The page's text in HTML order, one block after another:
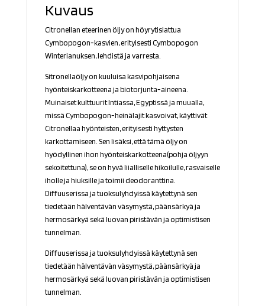
Kuvaus
Citronellan eteerinen öljy on höyrytislattua
Cymbopogon-kasvien, erityisesti Cymbopogon
Winterianuksen, lehdistä ja varresta.
Sitronellaöljy on kuuluisa kasvipohjaisena
hyönteiskarkotteena ja biotorjunta-aineena.
Muinaiset kulttuurit Intiassa, Egyptissä ja muualla,
missä Cymbopogon-heinälajit kasvoivat, käyttivät
Citronellaa hyönteisten, erityisesti hyttysten
karkottamiseen. Sen lisäksi, että tämä öljy on
hyödyllinen ihon hyönteiskarkotteena(pohja öljyyn
sekoitettuna), se on hyvä liialliselle hikoilulle, rasvaiselle
iholle ja hiuksille ja toimii deodoranttina.
Diffuuserissa ja tuoksulyhdyissä käytettynä sen
tiedetään hälventävän väsymystä, päänsärkyä ja
hermosärkyä sekä luovan piristävän ja optimistisen
tunnelman.
Diffuuserissa ja tuoksulyhdyissä käytettynä sen
tiedetään hälventävän väsymystä, päänsärkyä ja
hermosärkyä sekä luovan piristävän ja optimistisen
tunnelman.